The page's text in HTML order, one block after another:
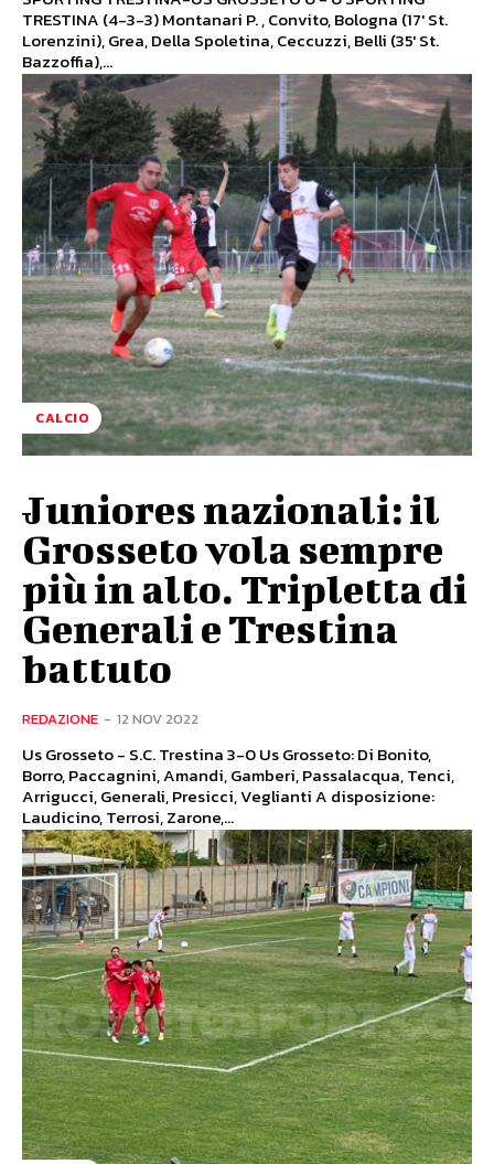
TRESTINA (4-3-3) Montanari P. , Convito, Bologna (17' St.
Lorenzini), Grea, Della Spoletina, Ceccuzzi, Belli (35' St.
Bazzoffia),...
CALCIO
Juniores nazionali: il
Grosseto vola sempre
più in alto. Tripletta di
Generali e Trestina
battuto
REDAZIONE - 12 NOV 2022
Us Grosseto - S.C. Trestina 3-0 Us Grosseto: Di Bonito,
Borro, Paccagnini, Amandi, Gamberi, Passalacqua, Tenci,
Arrigucci, Generali, Presicci, Veglianti A disposizione:
Laudicino, Terrosi, Zarone,...